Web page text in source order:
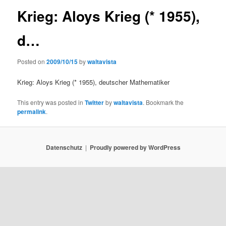
Krieg: Aloys Krieg (* 1955),
d…
Posted on2009/10/15bywaltavista
Krieg: Aloys Krieg (* 1955), deutscher Mathematiker
This entry was posted inTwitterbywaltavista. Bookmark the
permalink.
Datenschutz Proudly powered by WordPress